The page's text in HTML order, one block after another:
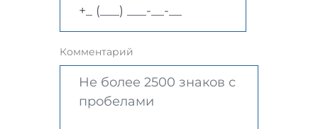
Комментарий